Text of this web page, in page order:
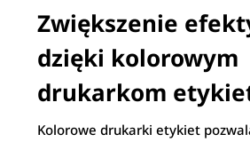
Zwiększenie
dzięki kolorowym
drukarkom
Kolorowe drukarki etykiet